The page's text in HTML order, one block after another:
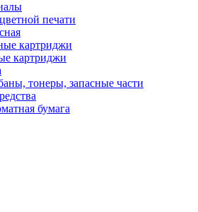
печати
картриджи
картриджи
тонеры, запасные части
бумага